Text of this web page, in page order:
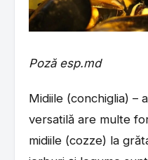
Poză esp.md
Midiile (conchiglia) –
versatilă are multe
midiile (cozze) la